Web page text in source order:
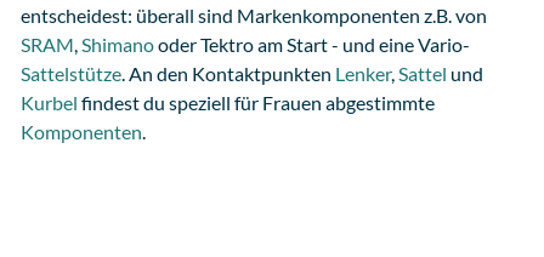
entscheidest: überall sind Markenkomponenten z.B. von
SRAM,Shimanooder Tektro am Start - und eine Vario-
Sattelstütze. An den Kontaktpunkten Lenker,Sattel und
Kurbel findest du speziell für Frauen abgestimmte
Komponenten.